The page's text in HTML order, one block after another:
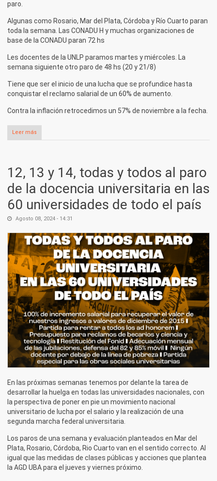
paro.
Algunas como Rosario, Mar del Plata, Córdoba y Río Cuarto paran
toda la semana. Las CONADU H y muchas organizaciones de
base de la CONADU paran 72 hs
Les docentes de la UNLP paramos martes y miércoles. La
semana siguiente otro paro de 48 hs (20 y 21/8)
Tiene que ser el inicio de una lucha que se profundice hasta
conquistar el reclamo salarial de un 60% de aumento.
Contra la inflación retrocedimos un 57% de noviembre a la fecha.
Leer más
12, 13 y 14, todas y todos al paro
de la docencia universitaria en las
60 universidades de todo el país
Agosto 08, 2024 - 14:31
En las próximas semanas tenemos por delante la tarea de
desarrollar la huelga en todas las universidades nacionales, con
la perspectiva de poner en pie un movimiento nacional
universitario de lucha por el salario y la realización de una
segunda marcha federal universitaria.
Los paros de una semana y evaluación planteados en Mar del
Plata, Rosario, Córdoba, Rio Cuarto van en el sentido correcto. Al
igual que las medidas de clases públicas y acciones que plantea
la AGD UBA para el jueves y viernes próximo.